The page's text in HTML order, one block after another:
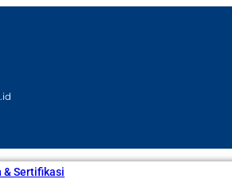
& Sertifikasi